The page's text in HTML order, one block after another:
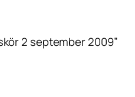
2 september 2009”